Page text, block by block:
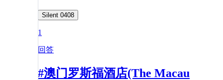
Silent 0408
1
回答
#澳门罗斯福酒店(The Macau